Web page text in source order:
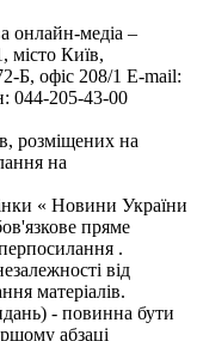
онлайн-медіа –
місто Київ,
офіс 208/1 E-mail:
044-205-43-00
розміщених на
на
« Новини України
пряме
.
від
матеріалів.
- повинна бути
абзаці